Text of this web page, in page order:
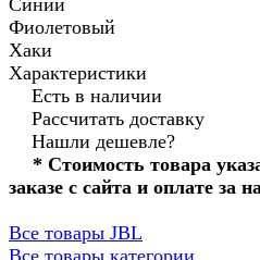
Синий
Фиолетовый
Хаки
Характеристики
Есть в наличии
Рассчитать доставку
Нашли дешевле?
* Стоимость товара
заказе с сайта и оплате за
Все товары JBL